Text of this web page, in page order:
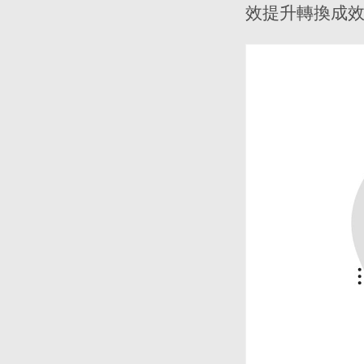
效提升轉換成